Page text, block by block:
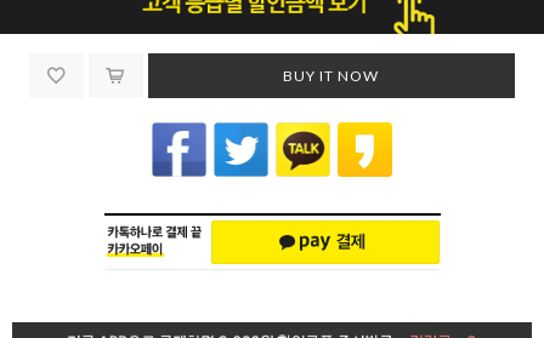
BUY IT NOW